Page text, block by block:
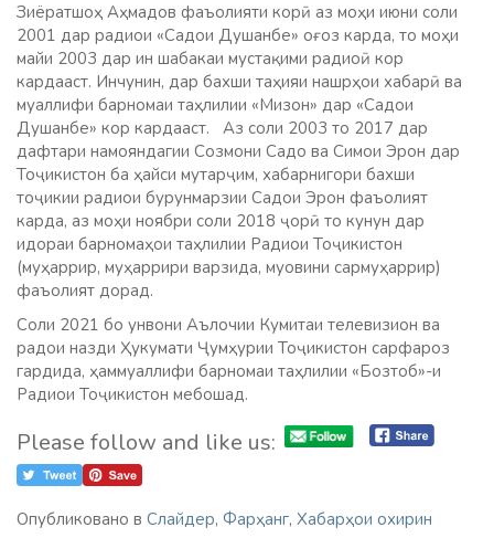
Зиёратшоҳ Аҳмадов фаъолияти корӣ аз моҳи июни соли
2001 дар радиои «Садои Душанбе» оғоз карда, то моҳи
майи 2003 дар ин шабакаи мустақими радиоӣ кор
кардааст. Инчунин, дар бахши таҳияи нашрҳои хабарӣ ва
муаллифи барномаи таҳлилии «Мизон» дар «Садои
Душанбе» кор кардааст. Аз соли 2003 то 2017 дар
дафтари намояндагии Созмони Садо ва Симои Эрон дар
Тоҷикистон ба ҳайси мутарҷим, хабарнигори бахши
тоҷикии радиои бурунмарзии Садои Эрон фаъолият
карда, аз моҳи ноябри соли 2018 ҷорӣ то кунун дар
идораи барномаҳои таҳлилии Радиои Тоҷикистон
(муҳаррир, муҳаррири варзида, муовини сармуҳаррир)
фаъолият дорад.
Соли 2021 бо унвони Аълочии Кумитаи телевизион ва
радои назди Ҳукумати Ҷумҳурии Тоҷикистон сарфароз
гардида, ҳаммуаллифи барномаи таҳлилии «Бозтоб»-и
Радиои Тоҷикистон мебошад.
Please follow and like us:
Опубликовано в Слайдер, Фарҳанг, Хабарҳои охирин